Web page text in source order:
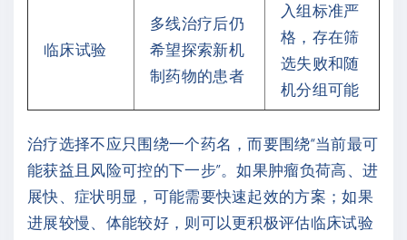
临床试验
多线治疗后仍
希望探索新机
制药物的患者
入组标准严
格，存在筛
选失败和随
机分组可能
治疗选择不应只围绕一个药名，而要围绕“当前最可
能获益且风险可控的下一步”。如果肿瘤负荷高、进
展快、症状明显，可能需要快速起效的方案；如果
进展较慢、体能较好，则可以更积极评估临床试验